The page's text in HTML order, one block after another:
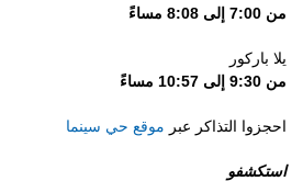
من 7:00 إلى 8:08 مساءً
يلا باركور
من 9:30 إلى 10:57 مساءً
احجزوا التذاكر عبر موقع حي سينما
استكشفو